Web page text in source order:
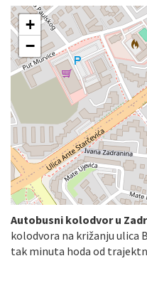
+
−
Autobusni kolodvor u
kolodvora na križanju ulica
tak minuta hoda od